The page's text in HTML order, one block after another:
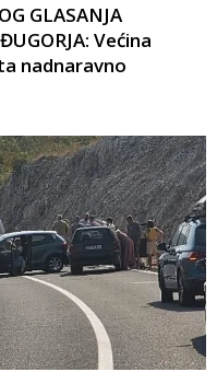
GLASANJA
Većina
nadnaravno